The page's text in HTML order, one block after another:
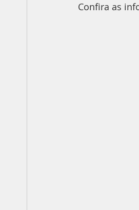
Confira as